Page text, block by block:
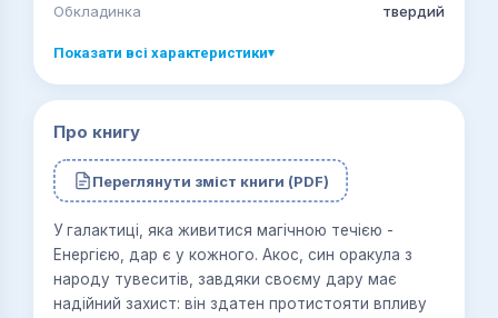
Обкладинка твердий
Показати всі характеристики▾
Про книгу
Переглянути зміст книги (PDF)
У галактиці, яка живитися магічною течією -
Енергією, дар є у кожного. Акос, син оракула з
народу тувеситів, завдяки своєму дару має
надійний захист: він здатен протистояти впливу